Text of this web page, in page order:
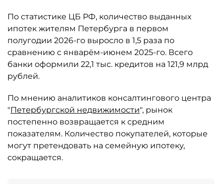
По статистике ЦБ РФ, количество выданных
ипотек жителям Петербурга в первом
полугодии 2026-го выросло в 1,5 раза по
сравнению с январём-июнем 2025-го. Всего
банки оформили 22,1 тыс. кредитов на 121,9 млрд
рублей.
По мнению аналитиков консалтингового центра
"Петербургской недвижимости", рынок
постепенно возвращается к средним
показателям. Количество покупателей, которые
могут претендовать на семейную ипотеку,
сокращается.